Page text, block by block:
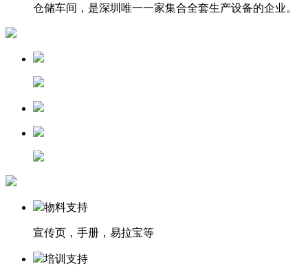
仓储车间，是深圳唯一一家集合全套生产设备的企业。
物料支持
宣传页，手册，易拉宝等
培训支持